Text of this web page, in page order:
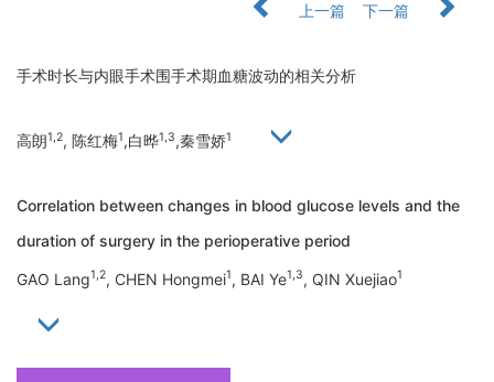
上一篇
下一篇
手术时长与内眼手术围手术期血糖波动的相关分析
高朗1,2, 陈红梅1,白晔1,3,秦雪娇1
Correlation between changes in blood glucose levels and the
duration of surgery in the perioperative period
GAO Lang1,2, CHEN Hongmei1, BAI Ye1,3, QIN Xuejiao1